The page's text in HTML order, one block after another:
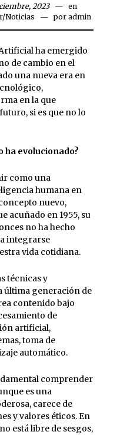
2023
en
/Noticias por admin
de cambio en el
una nueva era en
en la que
si es que no lo
ha evolucionado?
como una
humana en
nuevo,
acuñado en 1955, su
no ha hecho
integrarse
vida cotidiana.
técnicas y
última generación de
contenido bajo
de
artificial,
toma de
automático.
comprender
es una
carece de
y valores éticos. En
está libre de sesgos,